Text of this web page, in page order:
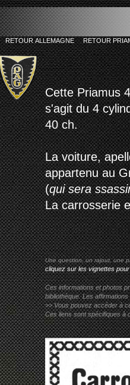
RETOUR ALLEMAGNE RETOUR
Cette Priamus
s'agit du 4
40 ch.
La voiture,
appartenu au
(qui sera
La carrosserie
Une question, un rajout, une
cliquez sur les vignettes
Ces informations et photos
bibliothèque. Les
>> Vous pouvez accéder à
Ces liens sont spécifiques à